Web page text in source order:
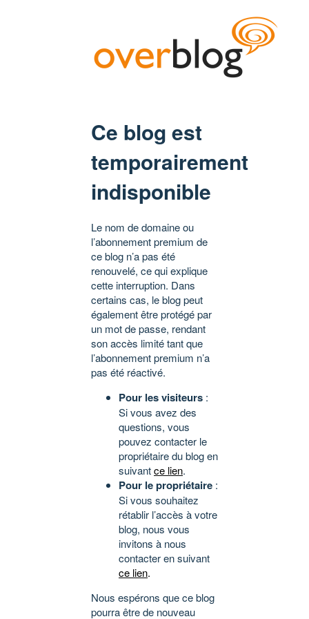
Ce blog est
temporairement
indisponible
Le nom de domaine ou
l’abonnement premium de
ce blog n’a pas été
renouvelé, ce qui explique
cette interruption. Dans
certains cas, le blog peut
également être protégé par
un mot de passe, rendant
son accès limité tant que
l’abonnement premium n’a
pas été réactivé.
Pour les visiteurs :
Si vous avez des
questions, vous
pouvez contacter le
propriétaire du blog en
suivantce lien.
Pour le propriétaire :
Si vous souhaitez
rétablir l’accès à votre
blog, nous vous
invitons à nous
contacter en suivant
ce lien.
Nous espérons que ce blog
pourra être de nouveau